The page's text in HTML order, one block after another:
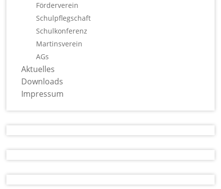
Förderverein
Schulpflegschaft
Schulkonferenz
Martinsverein
AGs
Aktuelles
Downloads
Impressum